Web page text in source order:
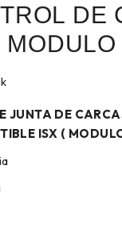
DE
JUNTA DE
ISX (